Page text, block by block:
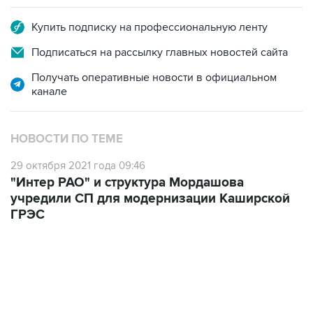
Купить подписку на профессиональную ленту
Подписаться на рассылку главных новостей сайта
Получать оперативные новости в официальном
канале
НОВОСТИ ПО ТЕМЕ
29 октября 2021 года 09:46
"Интер РАО" и структура Мордашова
учредили СП для модернизации Каширской
ГРЭС